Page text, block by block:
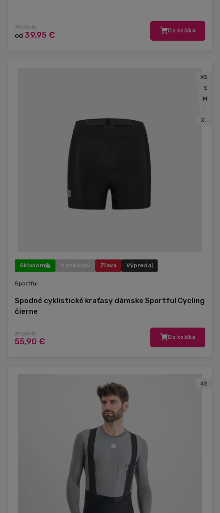
79,90 €
od 39,95 € Do košíka
XS
S
M
L
XL
Skladom V predajni Zľava Výpredaj
Sportful
Spodné cyklistické kraťasy dámske Sportful Cycling
čierne
61,00 €
55,90 € Do košíka
XS